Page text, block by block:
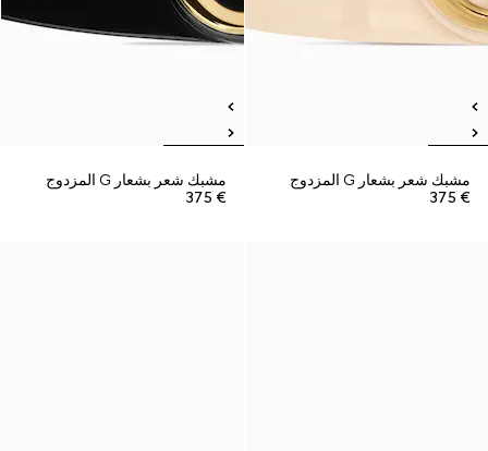
مشبك شعر بشعار G المزدوج
€ 375
مشبك شعر بشعار G المزدوج
€ 375